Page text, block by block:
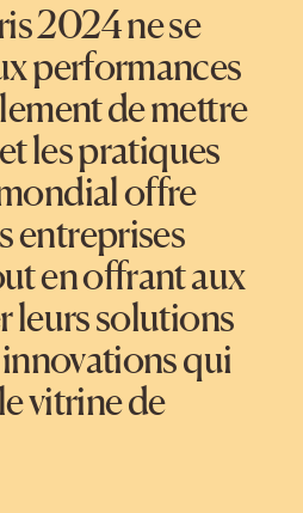
2024 ne se
performances
de mettre
les pratiques
offre
entreprises
en offrant aux
leurs solutions
qui
vitrine de